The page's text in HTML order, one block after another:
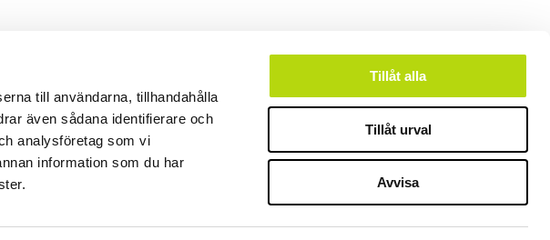
till användarna, tillhandahålla
även sådana identifierare och
analysföretag som vi
information som du har
Tillåt alla
Tillåt urval
Avvisa